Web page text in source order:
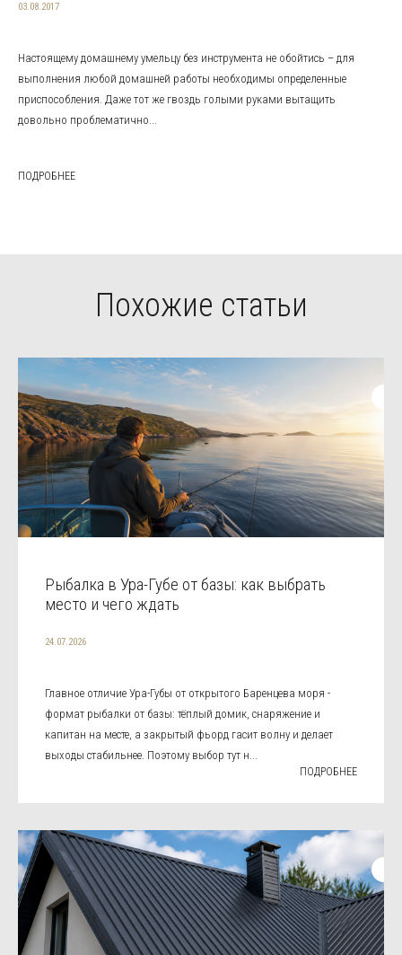
03.08.2017
Настоящему домашнему умельцу без инструмента не обойтись – для
выполнения любой домашней работы необходимы определенные
приспособления. Даже тот же гвоздь голыми руками вытащить
довольно проблематично...
ПОДРОБНЕЕ
Похожие статьи
Рыбалка в Ура-Губе от базы: как выбрать
место и чего ждать
24.07.2026
Главное отличие Ура-Губы от открытого Баренцева моря -
формат рыбалки от базы: тёплый домик, снаряжение и
капитан на месте, а закрытый фьорд гасит волну и делает
выходы стабильнее. Поэтому выбор тут н...
ПОДРОБНЕЕ